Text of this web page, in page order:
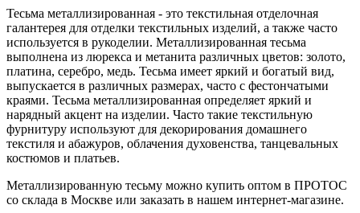
Тесьма металлизированная - это текстильная отделочная
галантерея для отделки текстильных изделий, а также часто
используется в рукоделии. Металлизированная тесьма
выполнена из люрекса и метанита различных цветов: золото,
платина, серебро, медь. Тесьма имеет яркий и богатый вид,
выпускается в различных размерах, часто с фестончатыми
краями. Тесьма металлизированная определяет яркий и
нарядный акцент на изделии. Часто такие текстильную
фурнитуру используют для декорирования домашнего
текстиля и абажуров, облачения духовенства, танцевальных
костюмов и платьев.
Металлизированную тесьму можно купить оптом в ПРОТОС
со склада в Москве или заказать в нашем интернет-магазине.